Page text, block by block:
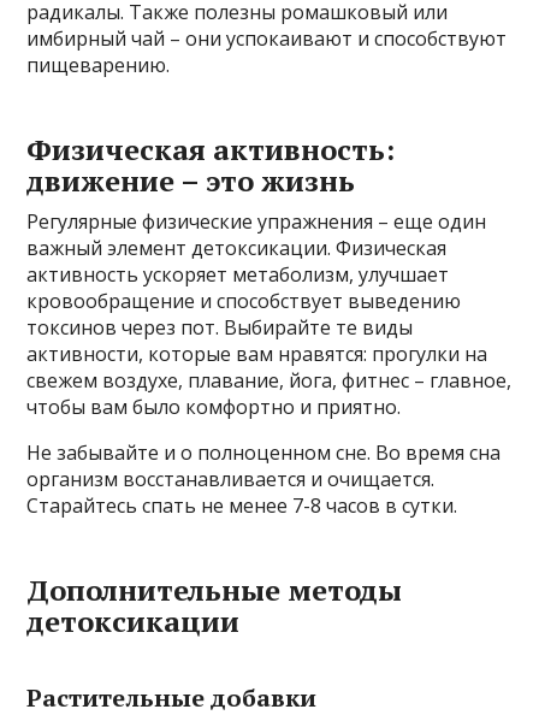
радикалы. Также полезны ромашковый или
имбирный чай – они успокаивают и способствуют
пищеварению.
Физическая активность:
движение – это жизнь
Регулярные физические упражнения – еще один
важный элемент детоксикации. Физическая
активность ускоряет метаболизм, улучшает
кровообращение и способствует выведению
токсинов через пот. Выбирайте те виды
активности, которые вам нравятся: прогулки на
свежем воздухе, плавание, йога, фитнес – главное,
чтобы вам было комфортно и приятно.
Не забывайте и о полноценном сне. Во время сна
организм восстанавливается и очищается.
Старайтесь спать не менее 7-8 часов в сутки.
Дополнительные методы
детоксикации
Растительные добавки